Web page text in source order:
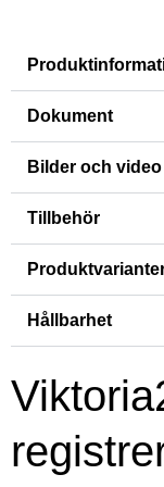
Dokument
Bilder och video
Tillbehör
Hållbarhet